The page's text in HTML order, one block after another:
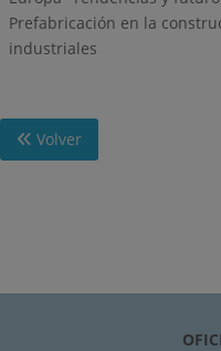
Prefabricación en la
industriales
Volver